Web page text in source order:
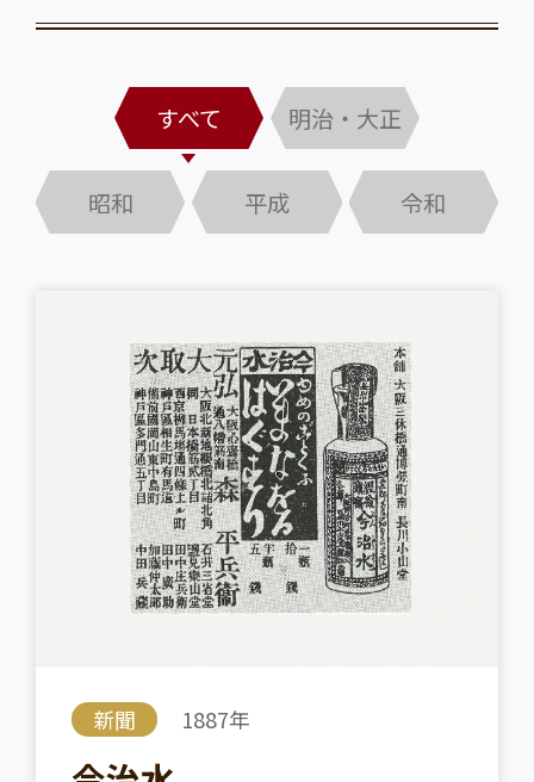
すべて 明治・大正
昭和 平成 令和
新聞 1887年